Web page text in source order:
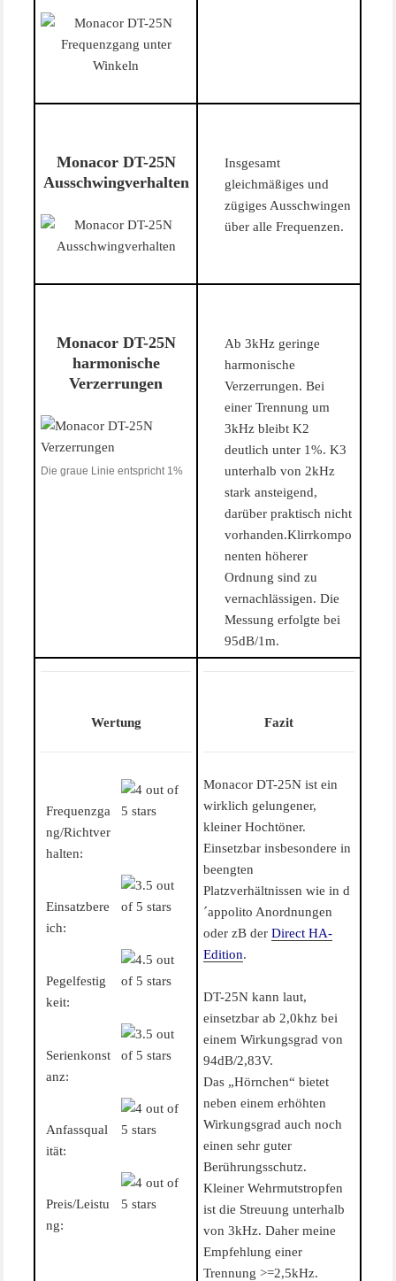
Monacor DT-25N
Ausschwingverhalten
Insgesamt
gleichmäßiges und
zügiges Ausschwingen
über alle Frequenzen.
Monacor DT-25N
harmonische
Verzerrungen
Die graue Linie entspricht 1%
Ab 3kHz geringe
harmonische
Verzerrungen. Bei
einer Trennung um
3kHz bleibt K2
deutlich unter 1%. K3
unterhalb von 2kHz
stark ansteigend,
darüber praktisch nicht
vorhanden.Klirrkompo
nenten höherer
Ordnung sind zu
vernachlässigen. Die
Messung erfolgte bei
95dB/1m.
Wertung
Frequenzga
ng/Richtver
halten:
Einsatzbere
ich:
Pegelfestig
keit:
Serienkonst
anz:
Anfassqual
ität:
Preis/Leistu
ng:
Fazit
Monacor DT-25N ist ein
wirklich gelungener,
kleiner Hochtöner.
Einsetzbar insbesondere in
beengten
Platzverhältnissen wie in d
´appolito Anordnungen
oder zB derDirect HA-
Edition.
DT-25N kann laut,
einsetzbar ab 2,0khz bei
einem Wirkungsgrad von
94dB/2,83V.
Das „Hörnchen“ bietet
neben einem erhöhten
Wirkungsgrad auch noch
einen sehr guter
Berührungsschutz.
Kleiner Wehrmutstropfen
ist die Streuung unterhalb
von 3kHz. Daher meine
Empfehlung einer
Trennung >=2,5kHz.